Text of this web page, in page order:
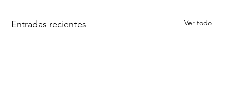
Entradas recientes Ver todo